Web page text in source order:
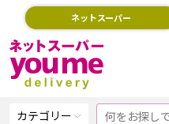
ネットスーパー
カテゴリー